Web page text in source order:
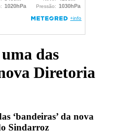
das
Diretoria
‘bandeiras’ da nova
Sindarroz